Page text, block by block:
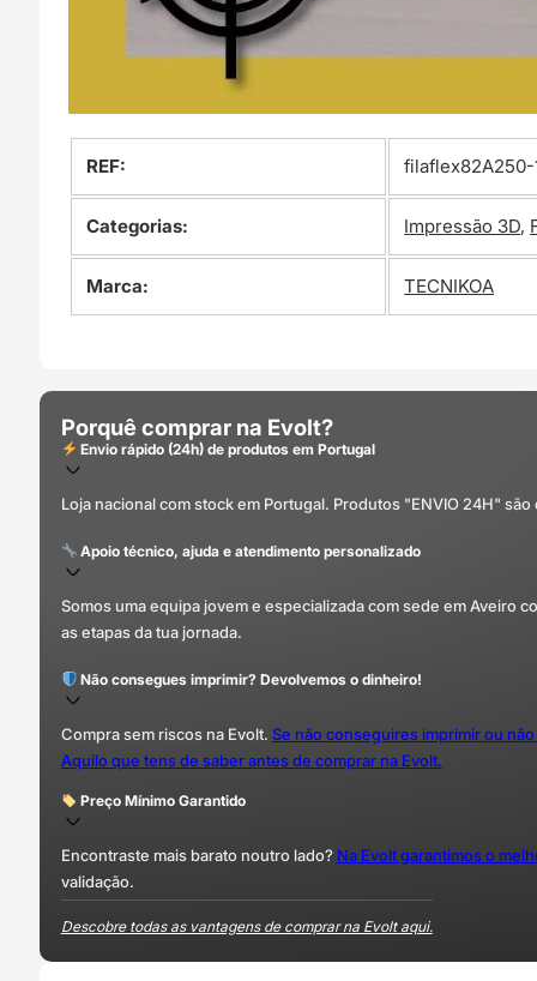
REF: filaflex82A250-
Categorias: Impressão 3D,
Marca: TECNIKOA
Porquê comprar na Evolt?
Envio rápido (24h) de produtos em Portugal
Loja nacional com stock em Portugal. Produtos "ENVIO 24H"
Apoio técnico, ajuda e atendimento personalizado
Somos uma equipa jovem e especializada com sede em Aveiro
as etapas da tua jornada.
Não consegues imprimir? Devolvemos o dinheiro!
Compra sem riscos na Evolt. Se não conseguires imprimir ou
Aquilo que tens de saber antes de comprar na Evolt.
Preço Mínimo Garantido
Encontraste mais barato noutro lado? Na Evolt garantimos o
validação.
Descobre todas as vantagens de comprar na Evolt aqui.